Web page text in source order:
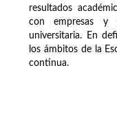
resultados
con empresas y
universitaria. En
los ámbitos de la
continua.